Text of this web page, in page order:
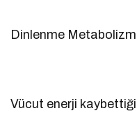
Dinlenme
Vücut enerji